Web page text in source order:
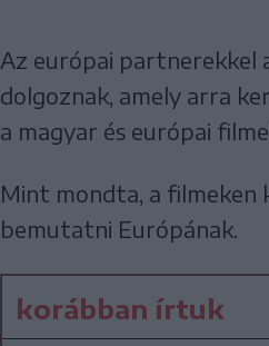
Az európai partnerekkel
dolgoznak, amely arra
a magyar és európai
Mint mondta, a
bemutatni Európának.
korábban írtuk